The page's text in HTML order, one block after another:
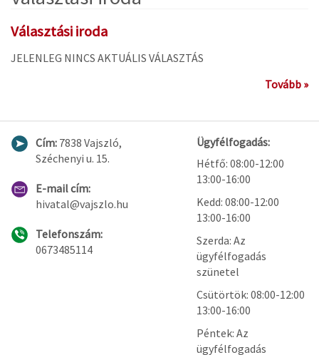
Választási iroda
JELENLEG NINCS AKTUÁLIS VÁLASZTÁS
Tovább »
Cím: 7838 Vajszló,
Széchenyi u. 15.
E-mail cím:
hivatal@vajszlo.hu
Telefonszám:
0673485114
Ügyfélfogadás:
Hétfő: 08:00-12:00
13:00-16:00
Kedd: 08:00-12:00
13:00-16:00
Szerda: Az
ügyfélfogadás
szünetel
Csütörtök: 08:00-12:00
13:00-16:00
Péntek: Az
ügyfélfogadás